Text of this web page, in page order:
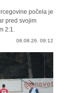
počela je
pred svojim
2:1.
08.08.26. 09:12